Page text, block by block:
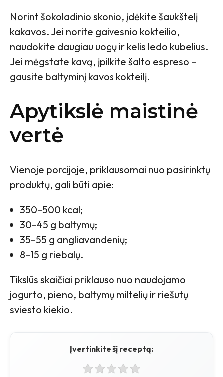
Norint šokoladinio skonio, įdėkite šaukštelį
kakavos. Jei norite gaivesnio kokteilio,
naudokite daugiau uogų ir kelis ledo kubelius.
Jei mėgstate kavą, įpilkite šalto espreso –
gausite baltyminį kavos kokteilį.
Apytikslė maistinė
vertė
Vienoje porcijoje, priklausomai nuo pasirinktų
produktų, gali būti apie:
350–500 kcal;
30–45 g baltymų;
35–55 g angliavandenių;
8–15 g riebalų.
Tikslūs skaičiai priklauso nuo naudojamo
jogurto, pieno, baltymų miltelių ir riešutų
sviesto kiekio.
Įvertinkite šį receptą: